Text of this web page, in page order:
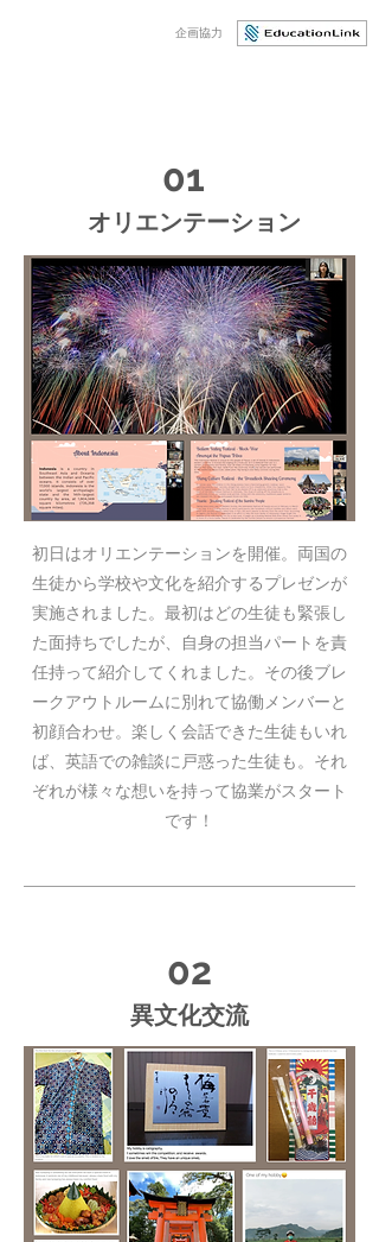
企画協力
01
オリエンテーション
初日はオリエンテーションを開催。両国の
生徒から学校や文化を紹介するプレゼンが
実施されました。最初はどの生徒も緊張し
た面持ちでしたが、自身の担当パートを責
任持って紹介してくれました。その後ブレ
ークアウトルームに別れて協働メンバーと
初顔合わせ。楽しく会話できた生徒もいれ
ば、英語での雑談に戸惑った生徒も。それ
ぞれが様々な想いを持って協業がスタート
です！
02
異文化交流